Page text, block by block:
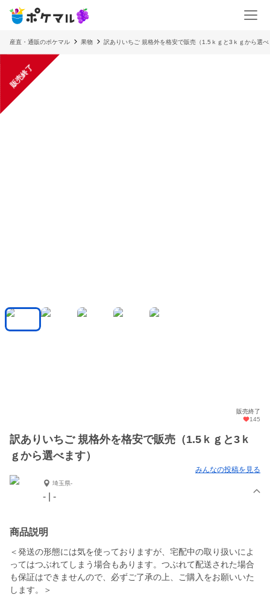
産直・通販のポケマル 果物 訳ありいちご 規格外を格安で販売（1.5ｋｇと3ｋｇから選べ
販売終了
販売終了
145
訳ありいちご 規格外を格安で販売（1.5ｋｇと3ｋ
ｇから選べます）
みんなの投稿を見る
埼玉県-
- | -
商品説明
＜発送の形態には気を使っておりますが、宅配中の取り扱いによ
ってはつぶれてしまう場合もあります。つぶれて配送された場合
も保証はできませんので、必ずご了承の上、ご購入をお願いいた
します。＞